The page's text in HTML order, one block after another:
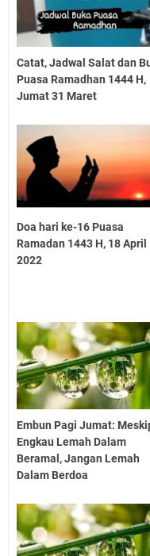
Catat, Jadwal Salat dan
Puasa Ramadhan 1444 H,
Jumat 31 Maret
Doa hari ke-16 Puasa
Ramadan 1443 H, 18 April
2022
Embun Pagi Jumat:
Engkau Lemah Dalam
Beramal, Jangan Lemah
Dalam Berdoa